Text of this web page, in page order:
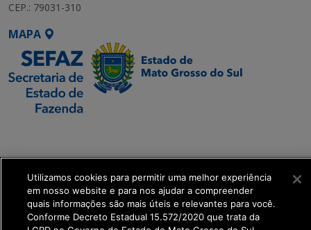
CEP.: 79031-310
MAPA
Transformação Digital
get_footer();
Utilizamos cookies para permitir uma melhor experiência
em nosso website e para nos ajudar a compreender
quais informações são mais úteis e relevantes para você.
Conforme Decreto Estadual 15.572/2020 que trata da